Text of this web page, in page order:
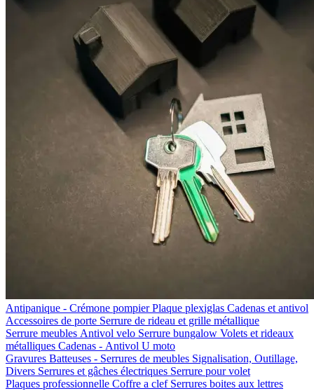
Antipanique - Crémone pompierPlaque plexiglas Cadenas et antivol
Accessoires de porte Serrure de rideau et grille métallique
Serrure meubles Antivol velo Serrure bungalow Volets et rideaux
métalliques Cadenas - Antivol U moto
Gravures Batteuses - Serrures de meubles Signalisation, Outillage,
Divers Serrures et gâches électriques Serrure pour volet
Plaques professionnelle Coffre a clef Serrures boites aux lettres